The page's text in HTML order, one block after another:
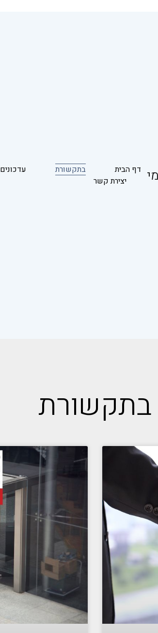
דף הבית בתקשורת עדכונים
יצירת קשר
בתקשורת